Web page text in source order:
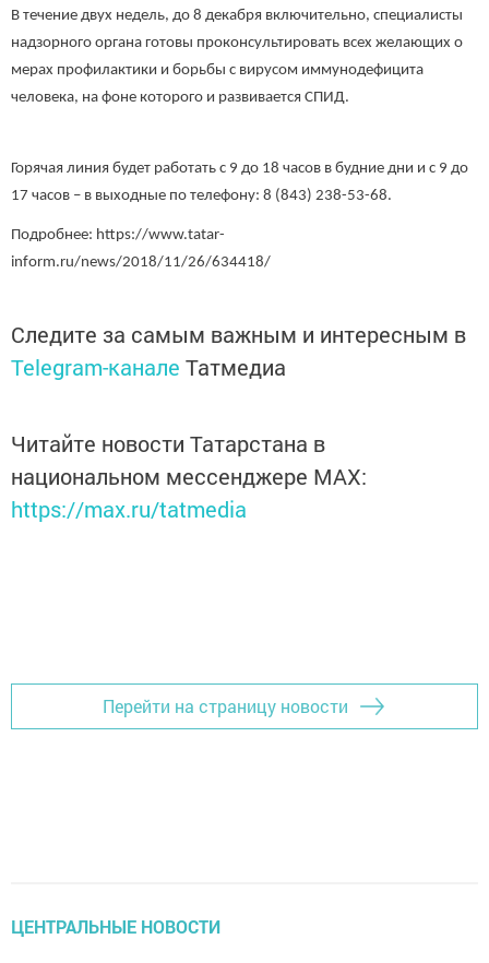
В течение двух недель, до 8 декабря включительно, специалисты
надзорного органа готовы проконсультировать всех желающих о
мерах профилактики и борьбы с вирусом иммунодефицита
человека, на фоне которого и развивается СПИД.
Горячая линия будет работать с 9 до 18 часов в будние дни и с 9 до
17 часов – в выходные по телефону: 8 (843) 238-53-68.
Подробнее: https://www.tatar-
inform.ru/news/2018/11/26/634418/
Следите за самым важным и интересным в
Telegram-канале Татмедиа
Читайте новости Татарстана в
национальном мессенджере MАХ:
https://max.ru/tatmedia
Перейти на страницу новости
ЦЕНТРАЛЬНЫЕ НОВОСТИ